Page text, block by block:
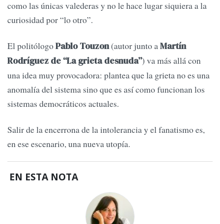
como las únicas valederas y no le hace lugar siquiera a la
curiosidad por “lo otro”.
El politólogoPablo Touzon(autor junto aMartín
Rodríguez de “La grieta desnuda”) va más allá con
una idea muy provocadora: plantea que la grieta no es una
anomalía del sistema sino que es así como funcionan los
sistemas democráticos actuales.
Salir de la encerrona de la intolerancia y el fanatismo es,
en ese escenario, una nueva utopía.
EN ESTA NOTA